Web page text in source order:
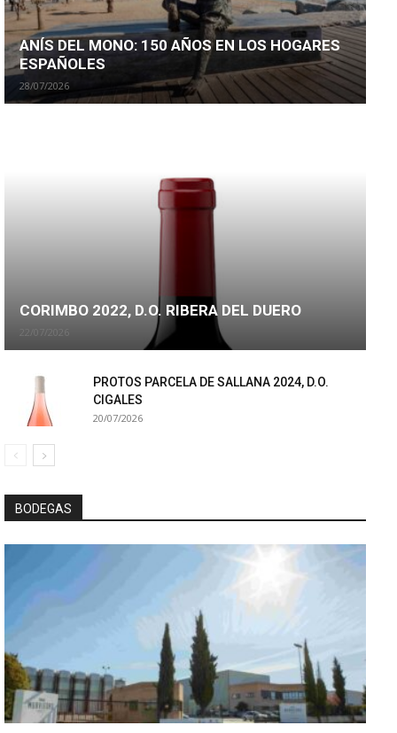
ANÍS DEL MONO: 150 AÑOS EN LOS HOGARES
ESPAÑOLES
28/07/2026
CORIMBO 2022, D.O. RIBERA DEL DUERO
22/07/2026
PROTOS PARCELA DE SALLANA 2024, D.O.
CIGALES
20/07/2026
BODEGAS